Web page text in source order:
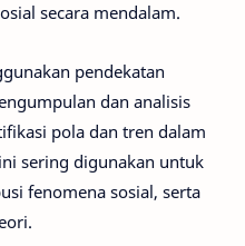
secara mendalam.
pendekatan
dan analisis
pola dan tren dalam
sering digunakan untuk
fenomena sosial, serta